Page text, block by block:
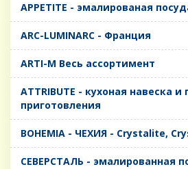
APPETITE - эмалированая
ARC-LUMINARC - Франция
ARTI-M Весь ассортимент
ATTRIBUTE - кухоная навеска и
приготовления
BOHEMIA - ЧЕХИЯ - Crystalite,
CЕВЕРСТАЛЬ - эмалированная